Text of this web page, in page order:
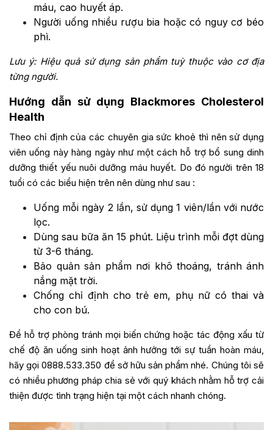
máu, cao huyết áp.
Người uống nhiều rượu bia hoặc có nguy cơ béo
phì.
Lưu ý: Hiệu quả sử dụng sản phẩm tuỳ thuộc vào cơ địa
từng người.
Hướng dẫn sử dụng Blackmores Cholesterol
Health
Theo chỉ định của các chuyên gia sức khoẻ thì nên sử dụng
viên uống này hàng ngày như một cách hỗ trợ bổ sung dinh
dưỡng thiết yếu nuôi dưỡng máu huyết. Do đó người trên 18
tuổi có các biểu hiện trên nên dùng như sau :
Uống mỗi ngày 2 lần, sử dụng 1 viên/lần với nước
lọc.
Dùng sau bữa ăn 15 phút. Liệu trình mỗi đợt dùng
từ 3-6 tháng.
Bảo quản sản phẩm nơi khô thoáng, tránh ánh
nắng mặt trời.
Chống chỉ định cho trẻ em, phụ nữ có thai và
cho con bú.
Để hỗ trợ phòng tránh mọi biến chứng hoặc tác động xấu từ
chế độ ăn uống sinh hoạt ảnh hưởng tới sự tuần hoàn máu,
hãy gọi 0888.533.350 để sở hữu sản phẩm nhé. Chúng tôi sẽ
có nhiều phương pháp chia sẻ với quý khách nhằm hỗ trợ cải
thiện được tình trạng hiện tại một cách nhanh chóng.